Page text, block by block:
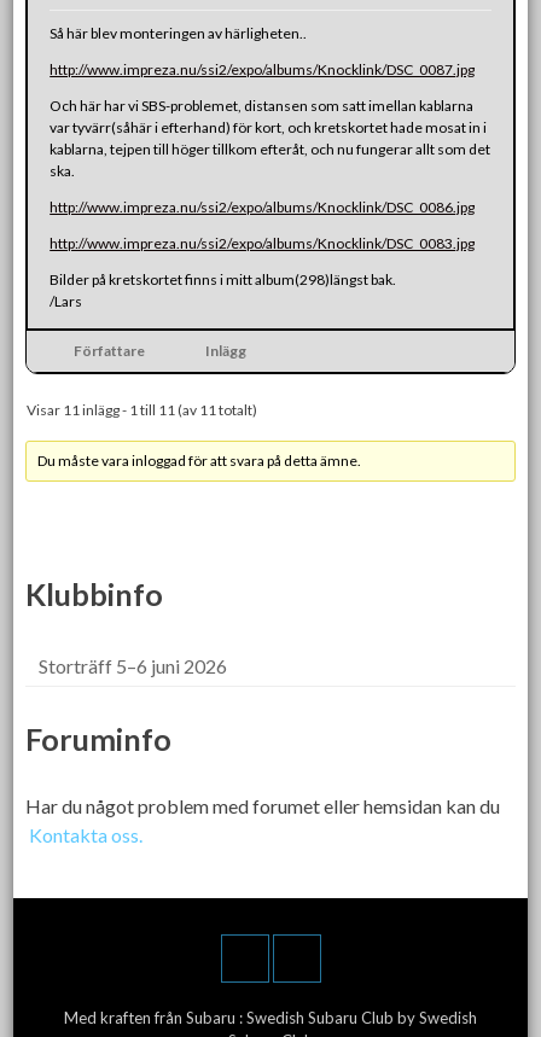
Så här blev monteringen av härligheten..
http://www.impreza.nu/ssi2/expo/albums/Knocklink/DSC_0087.jpg
Och här har vi SBS-problemet, distansen som satt imellan kablarna
var tyvärr(såhär i efterhand) för kort, och kretskortet hade mosat in i
kablarna, tejpen till höger tillkom efteråt, och nu fungerar allt som det
ska.
http://www.impreza.nu/ssi2/expo/albums/Knocklink/DSC_0086.jpg
http://www.impreza.nu/ssi2/expo/albums/Knocklink/DSC_0083.jpg
Bilder på kretskortet finns i mitt album(298)längst bak.
/Lars
Författare Inlägg
Visar 11 inlägg - 1 till 11 (av 11 totalt)
Du måste vara inloggad för att svara på detta ämne.
Klubbinfo
Storträff 5–6 juni 2026
Foruminfo
Har du något problem med forumet eller hemsidan kan du
Kontakta oss.
Med kraften från Subaru :Swedish Subaru Club by Swedish